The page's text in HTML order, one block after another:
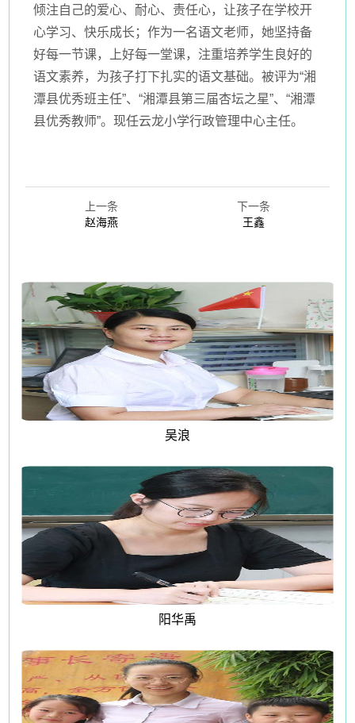
倾注自己的爱心、耐心、责任心，让孩子在学校开
心学习、快乐成长；作为一名语文老师，她坚持备
好每一节课，上好每一堂课，注重培养学生良好的
语文素养，为孩子打下扎实的语文基础。被评为“湘
潭县优秀班主任”、“湘潭县第三届杏坛之星”、“湘潭
县优秀教师”。现任云龙小学行政管理中心主任。
上一条
赵海燕
下一条
王鑫
吴浪
阳华禹